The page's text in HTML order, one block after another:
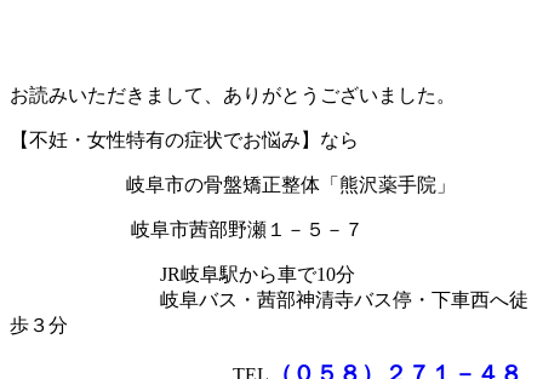
お読みいただきまして、ありがとうございました。
【不妊・女性特有の症状でお悩み】なら
岐阜市の骨盤矯正整体「熊沢薬手院」
岐阜市茜部野瀬１－５－７
JR岐阜駅から車で10分
岐阜バス・茜部神清寺バス停・下車西へ徒
歩３分
TEL （０５８）２７１－４８